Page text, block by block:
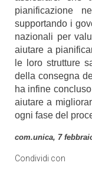
pianificazione
supportando i
nazionali per
aiutare a
le loro strutture
della consegna
ha infine
aiutare a
ogni fase del
com.unica, 7
Condividi con